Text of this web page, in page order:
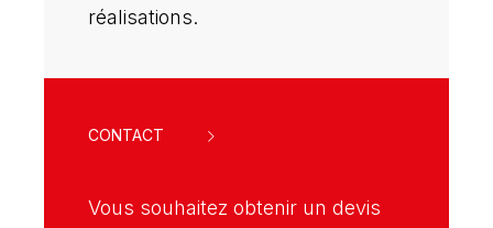
réalisations.
CONTACT
Vous souhaitez obtenir un devis